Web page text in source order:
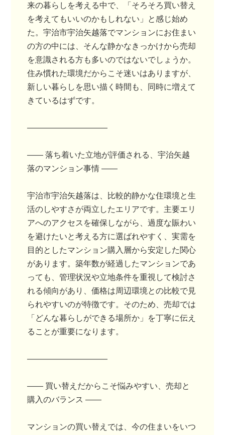
来の暮らしを考える中で、「そろそろ買い替え
を考えてもいいのかもしれない」と感じ始め
た。宇治市宇治矢越落でマンションにお住まい
の方の中には、そんな静かなきっかけから売却
を意識される方も多いのではないでしょうか。
住み慣れた環境だからこそ迷いはありますが、
新しい暮らしを思い描く時間も、同時に増えて
きているはずです。
――――――――――
―― 落ち着いた立地が評価される、宇治矢越
落のマンション事情 ――
宇治市宇治矢越落は、比較的静かな住環境と生
活のしやすさが両立したエリアです。主要エリ
アへのアクセスを確保しながら、過度な賑わい
を避けたいと考える方に選ばれやすく、実需を
目的としたマンション購入層から安定した関心
があります。築年数が経過したマンションであ
っても、管理状況や立地条件を重視して検討さ
れる傾向があり、価格は周辺環境との比較で見
られやすいのが特徴です。そのため、売却では
「どんな暮らしができる場所か」を丁寧に伝え
ることが重要になります。
――――――――――
―― 買い替えだからこそ悩みやすい、売却と
購入のバランス ――
マンションの買い替えでは、今の住まいをいつ